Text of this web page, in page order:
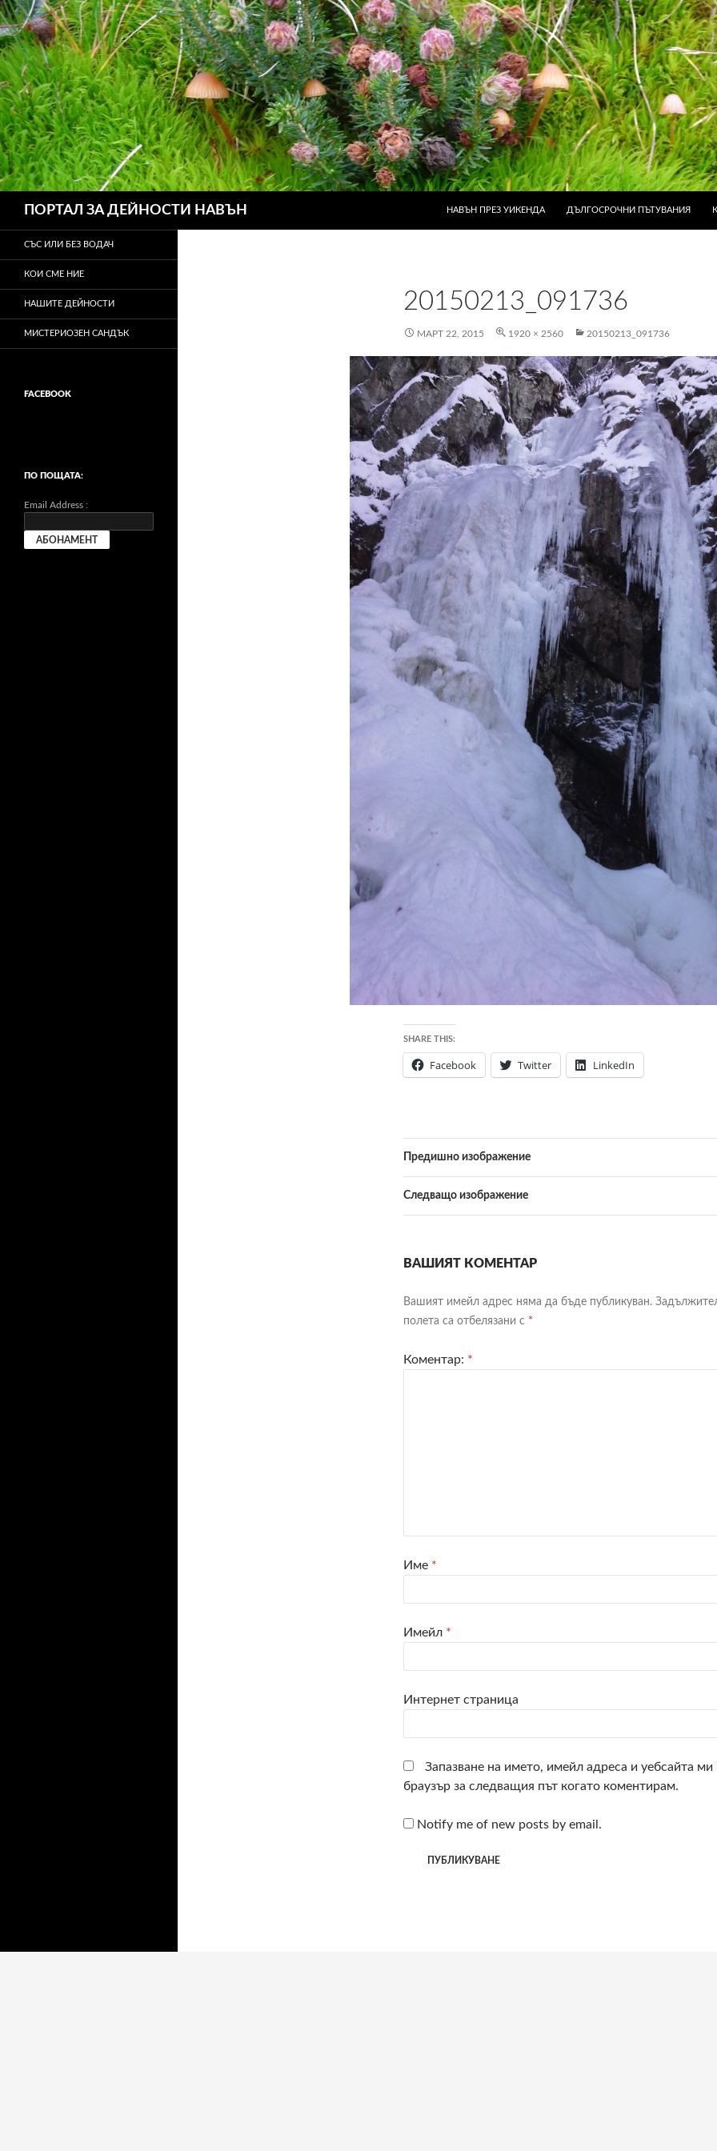
ПОРТАЛ ЗА ДЕЙНОСТИ НАВЪН
НАВЪН ПРЕЗ УИКЕНДА
ДЪЛГОСРОЧНИ ПЪТУВАНИЯ
20150213_091736
МАРТ 22, 2015 1920 × 2560 20150213_091736
SHARE THIS:
Facebook Twitter LinkedIn
Предишно изображение
Следващо изображение
ВАШИЯТ КОМЕНТАР
Вашият имейл адрес няма да бъде публикуван.
полета са отбелязани с *
Коментар: *
Име *
Имейл *
Интернет страница
Запазване на името, имейл адреса и уебсайта ми
браузър за следващия път когато коментирам.
Notify me of new posts by email.
СЪС ИЛИ БЕЗ ВОДАЧ
КОИ СМЕ НИЕ
НАШИТЕ ДЕЙНОСТИ
МИСТЕРИОЗЕН САНДЪК
FACEBOOK
ПО ПОЩАТА:
Email Address :